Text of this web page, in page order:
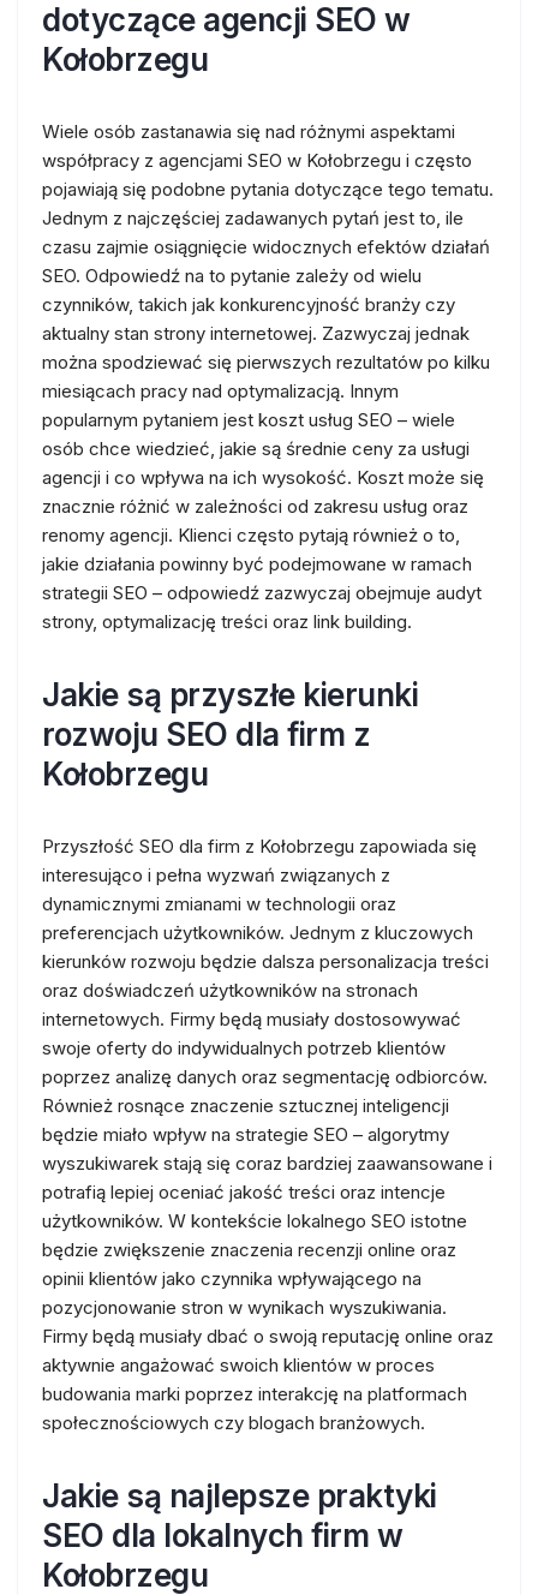
dotyczące agencji SEO w
Kołobrzegu
Wiele osób zastanawia się nad różnymi aspektami
współpracy z agencjami SEO w Kołobrzegu i często
pojawiają się podobne pytania dotyczące tego tematu.
Jednym z najczęściej zadawanych pytań jest to, ile
czasu zajmie osiągnięcie widocznych efektów działań
SEO. Odpowiedź na to pytanie zależy od wielu
czynników, takich jak konkurencyjność branży czy
aktualny stan strony internetowej. Zazwyczaj jednak
można spodziewać się pierwszych rezultatów po kilku
miesiącach pracy nad optymalizacją. Innym
popularnym pytaniem jest koszt usług SEO – wiele
osób chce wiedzieć, jakie są średnie ceny za usługi
agencji i co wpływa na ich wysokość. Koszt może się
znacznie różnić w zależności od zakresu usług oraz
renomy agencji. Klienci często pytają również o to,
jakie działania powinny być podejmowane w ramach
strategii SEO – odpowiedź zazwyczaj obejmuje audyt
strony, optymalizację treści oraz link building.
Jakie są przyszłe kierunki
rozwoju SEO dla firm z
Kołobrzegu
Przyszłość SEO dla firm z Kołobrzegu zapowiada się
interesująco i pełna wyzwań związanych z
dynamicznymi zmianami w technologii oraz
preferencjach użytkowników. Jednym z kluczowych
kierunków rozwoju będzie dalsza personalizacja treści
oraz doświadczeń użytkowników na stronach
internetowych. Firmy będą musiały dostosowywać
swoje oferty do indywidualnych potrzeb klientów
poprzez analizę danych oraz segmentację odbiorców.
Również rosnące znaczenie sztucznej inteligencji
będzie miało wpływ na strategie SEO – algorytmy
wyszukiwarek stają się coraz bardziej zaawansowane i
potrafią lepiej oceniać jakość treści oraz intencje
użytkowników. W kontekście lokalnego SEO istotne
będzie zwiększenie znaczenia recenzji online oraz
opinii klientów jako czynnika wpływającego na
pozycjonowanie stron w wynikach wyszukiwania.
Firmy będą musiały dbać o swoją reputację online oraz
aktywnie angażować swoich klientów w proces
budowania marki poprzez interakcję na platformach
społecznościowych czy blogach branżowych.
Jakie są najlepsze praktyki
SEO dla lokalnych firm w
Kołobrzegu